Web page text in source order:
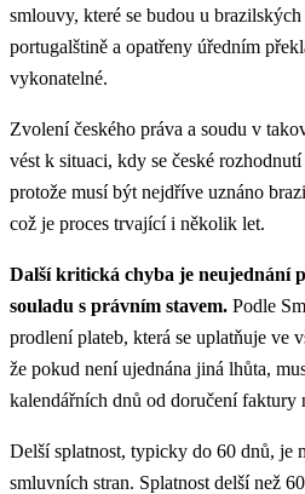
smlouvy, které se budou u
portugalštině a opatřeny úředním
vykonatelné.
Zvolení českého práva a soudu v
vést k situaci, kdy se české
protože musí být nejdříve uznáno
což je proces trvající i několik let.
Další kritická chyba je neujednání
souladu s právním stavem. Podle
prodlení plateb, která se uplatňuje ve
že pokud není ujednána jiná lhůta,
kalendářních dnů od doručení faktury
Delší splatnost, typicky do 60 dnů, je
smluvních stran. Splatnost delší než